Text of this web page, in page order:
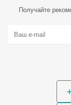
Получайте